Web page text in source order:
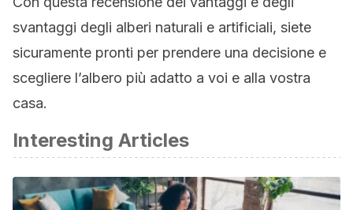
svantaggi degli alberi naturali e artificiali, siete
sicuramente pronti per prendere una decisione e
scegliere l’albero più adatto a voi e alla vostra
casa.
Interesting Articles